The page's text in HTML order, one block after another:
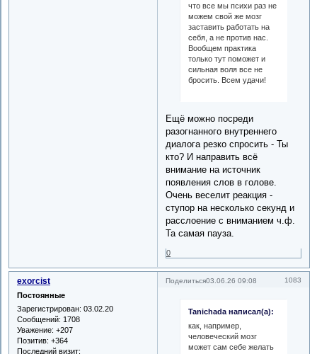
что все мы психи раз не
можем свой же мозг
заставить работать на
себя, а не против нас.
Вообщем практика
только тут поможет и
сильная воля все не
бросить. Всем удачи!
Ещё можно посреди
разогнанного внутреннего
диалога резко спросить - Ты
кто? И направить всё
внимание на источник
появления слов в голове.
Очень веселит реакция -
ступор на несколько секунд и
расслоение с вниманием ч.ф.
Та самая пауза.
0
Поделиться 1083
03.06.26 09:08
exorcist
Постоянные
Зарегистрирован: 03.02.20
Сообщений: 1708
Уважение: +207
Позитив: +364
Последний визит:
Tanichada написал(а):
как, например,
человеческий мозг
может сам себе желать